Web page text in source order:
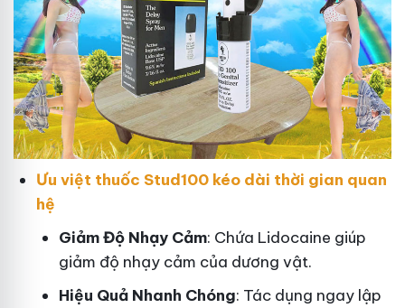
Ưu việt thuốc Stud100 kéo dài thời gian quan
hệ
Giảm Độ Nhạy Cảm: Chứa Lidocaine giúp
giảm độ nhạy cảm của dương vật.
Hiệu Quả Nhanh Chóng: Tác dụng ngay lập